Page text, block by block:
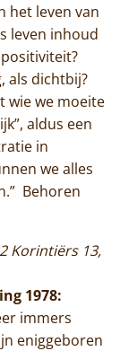
het leven van
leven inhoud
als dichtbij?
wie we moeite
aldus een
in
we alles
Behoren
Korintiërs 13,
1978:
immers
eniggeboren